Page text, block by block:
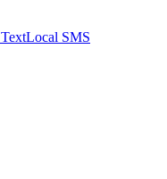
TextLocal SMS